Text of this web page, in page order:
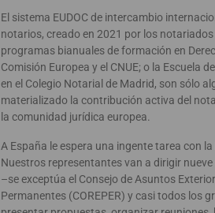
El sistema EUDOC de intercambio
notarios, creado en 2021 por los
programas bianuales de formación en
Comisión Europea y el CNUE; o la Escuela
en el Colegio Notarial de Madrid, son sólo
materializado la contribución activa del
la comunidad jurídica europea.
A España le espera una ingente tarea con
Nuestros representantes van a dirigir
–se exceptúa el Consejo de Asuntos
Permanentes (COREPER) y casi todos los